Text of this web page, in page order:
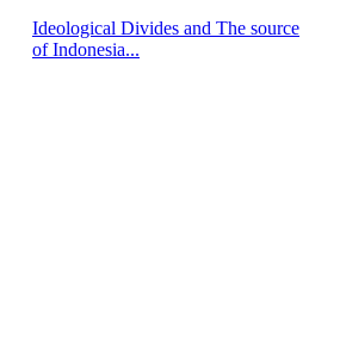
Ideological Divides and The source
of Indonesia...